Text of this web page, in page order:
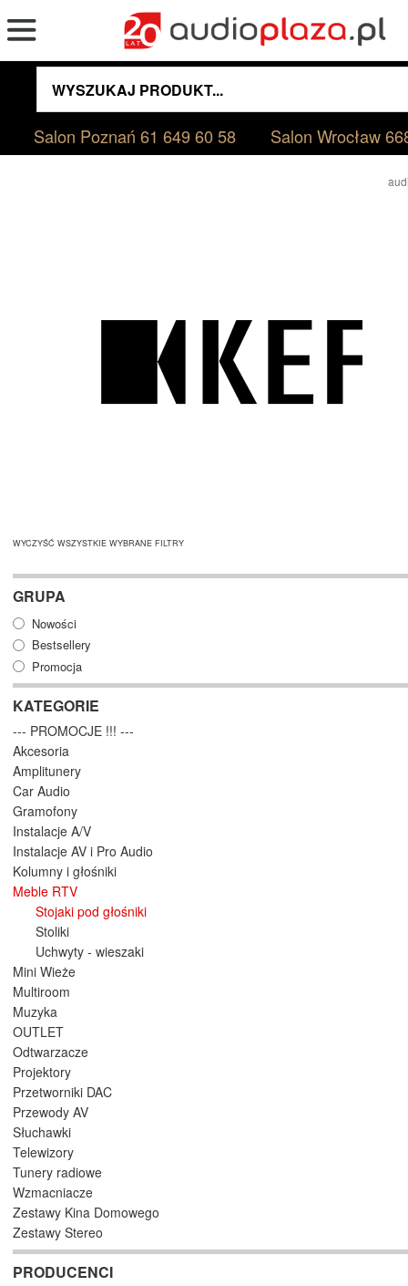
Salon Poznań61 649 60 58 Salon Wrocław
WYCZYŚĆ WSZYSTKIE WYBRANE FILTRY
GRUPA
Nowości
Bestsellery
Promocja
KATEGORIE
--- PROMOCJE !!! ---
Akcesoria
Amplitunery
Car Audio
Gramofony
Instalacje A/V
Instalacje AV i Pro Audio
Kolumny i głośniki
Meble RTV
Stojaki pod głośniki
Stoliki
Uchwyty - wieszaki
Mini Wieże
Multiroom
Muzyka
OUTLET
Odtwarzacze
Projektory
Przetworniki DAC
Przewody AV
Słuchawki
Telewizory
Tunery radiowe
Wzmacniacze
Zestawy Kina Domowego
Zestawy Stereo
PRODUCENCI